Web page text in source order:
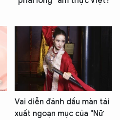
Vai diễn đánh dấu màn tái
xuất ngoạn mục của "Nữ